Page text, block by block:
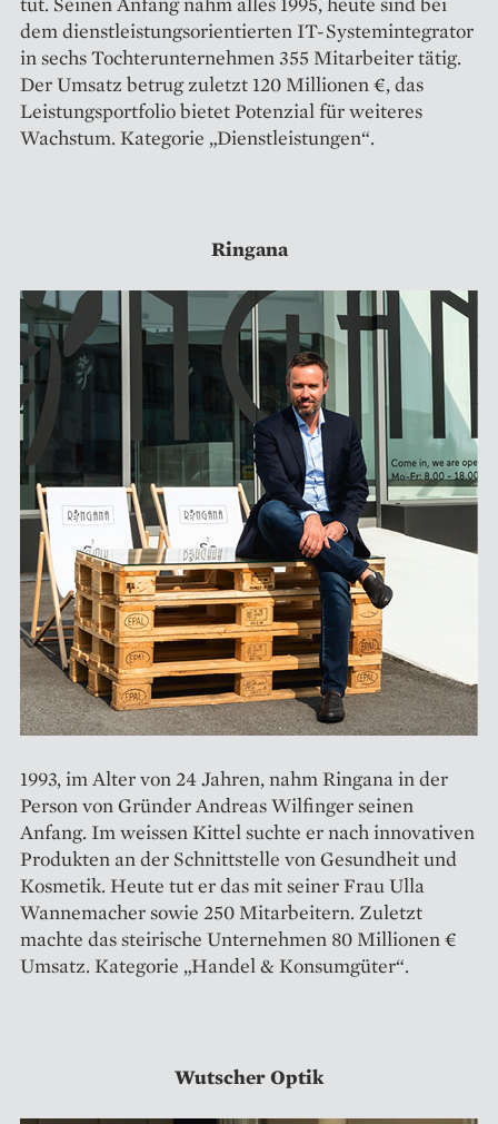
dem dienstleistungsorientierten IT-Systemintegrator
in sechs Tochterunternehmen 355 Mitarbeiter tätig.
Der Umsatz betrug zuletzt 120 Millionen €, das
Leistungsportfolio bietet Potenzial für weiteres
Wachstum. Kategorie „Dienstleistungen“.
Ringana
1993, im Alter von 24 Jahren, nahm Ringana in der
Person von Gründer Andreas Wilfinger seinen
Anfang. Im weissen Kittel suchte er nach innovativen
Produkten an der Schnittstelle von Gesundheit und
Kosmetik. Heute tut er das mit seiner Frau Ulla
Wannemacher sowie 250 Mitarbeitern. Zuletzt
machte das steirische Unternehmen 80 Millio­nen €
Umsatz. Kategorie „Handel & Konsumgüter“.
Wutscher Optik